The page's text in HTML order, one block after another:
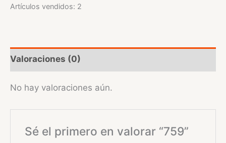
Artículos vendidos: 2
Valoraciones (0)
No hay valoraciones aún.
Sé el primero en valorar “759”